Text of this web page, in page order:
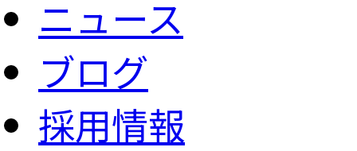
ニュース
ブログ
採用情報